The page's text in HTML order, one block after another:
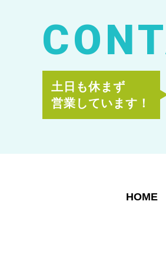
土日も休まず
営業しています！
HOME